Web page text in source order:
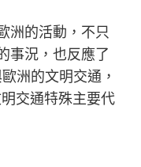
洲的活動，不只
事況，也反應了
洲的文明交通，
交通特殊主要代